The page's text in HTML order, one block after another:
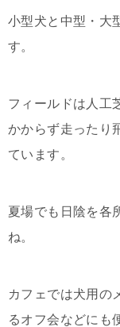
小型犬と中型・大
す。
フィールドは人工
かからず走ったり
ています。
夏場でも日陰を各
ね。
カフェでは犬用の
るオフ会などにも